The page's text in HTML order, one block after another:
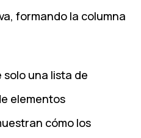
formando la columna
solo una lista de
elementos
cómo los